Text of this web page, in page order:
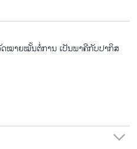
ໝາຍໝັ້ນຕໍ່ການ ເປັນພາຄີກັບປາກິສ